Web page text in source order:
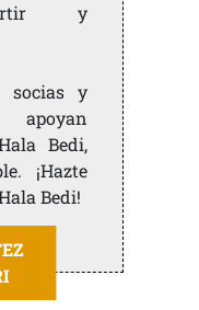
y
socias y
Bedi,
¡Hazte
Bedi!